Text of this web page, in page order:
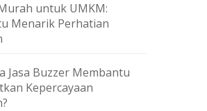
untuk UMKM:
Menarik Perhatian
Jasa Buzzer Membantu
Kepercayaan